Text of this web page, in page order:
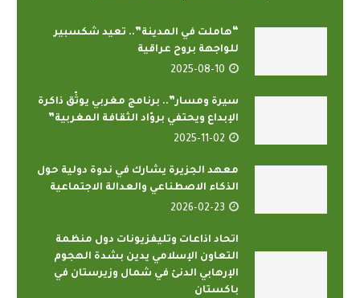
“هاملت في المدينة”.. تعيد شكسبير
للواجهة بروح عراقية
2025-08-10
سيرة ومسار”.. برنامج مغربي يوثّق ذاكرة
الإبداع ويحتفي بروّاد الثقافة المغربية”
2025-11-02
معهد الجزيرة يشارك في ندوة دولية حول
الذكاء الاصطناعي والعدالة الاجتماعية
2026-02-23
اتحاد اذاعات وتليفزيونات دول منظمة
التعاون الإسلامي يدين بشدة الهجوم
الإرهابي الدنئ في شمال وزيرستان في
باكستان